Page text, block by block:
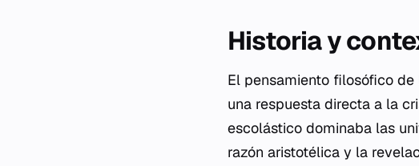
Historia y
El pensamiento filosófico
una respuesta directa a la
escolástico dominaba las
razón aristotélica y la